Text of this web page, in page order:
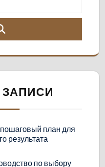
план для
результата
по выбору